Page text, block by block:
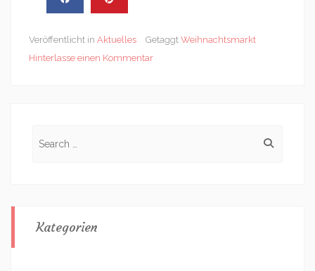
Veröffentlicht in Aktuelles Getaggt Weihnachtsmarkt
Hinterlasse einen Kommentar
Kategorien